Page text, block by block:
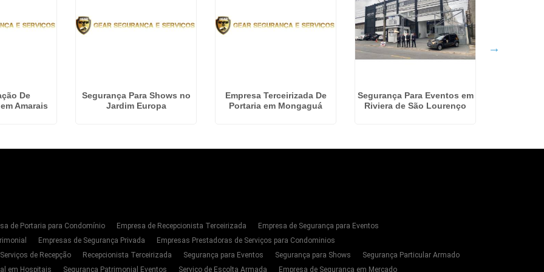
De
Amarais
Segurança Para Shows no
Jardim Europa
Empresa Terceirizada De
Portaria em Mongaguá
Segurança Para Eventos em
Riviera de São Lourenço
de Portaria para Condomínio Empresa de Recepcionista Terceirizada
Empresa de Segurança para Eventos
Empresas de Segurança Privada
Empresas Prestadoras de Serviços para Condominios
de Recepção Recepcionista Terceirizada Segurança para Eventos Segurança para Shows
Segurança Particular Armado
em Hospitais Segurança Patrimonial Eventos Serviço de Escolta Armada
Empresa de Segurança em Mercado